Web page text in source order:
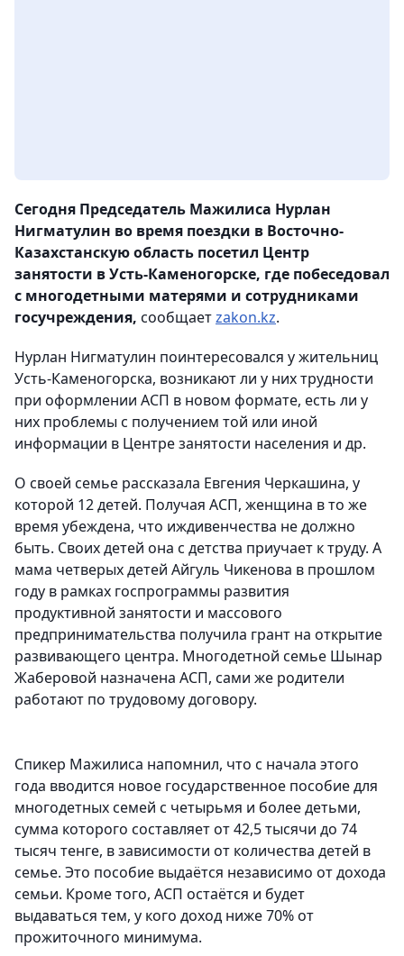
Сегодня Председатель Мажилиса Нурлан
Нигматулин во время поездки в Восточно-
Казахстанскую область посетил Центр
занятости в Усть-Каменогорске, где побеседовал
с многодетными матерями и сотрудниками
госучреждения, сообщаетzakon.kz.
Нурлан Нигматулин поинтересовался у жительниц
Усть-Каменогорска, возникают ли у них трудности
при оформлении АСП в новом формате, есть ли у
них проблемы с получением той или иной
информации в Центре занятости населения и др.
О своей семье рассказала Евгения Черкашина, у
которой 12 детей. Получая АСП, женщина в то же
время убеждена, что иждивенчества не должно
быть. Своих детей она с детства приучает к труду. А
мама четверых детей Айгуль Чикенова в прошлом
году в рамках госпрограммы развития
продуктивной занятости и массового
предпринимательства получила грант на открытие
развивающего центра. Многодетной семье Шынар
Жаберовой назначена АСП, сами же родители
работают по трудовому договору.
Спикер Мажилиса напомнил, что с начала этого
года вводится новое государственное пособие для
многодетных семей с четырьмя и более детьми,
сумма которого составляет от 42,5 тысячи до 74
тысяч тенге, в зависимости от количества детей в
семье. Это пособие выдаётся независимо от дохода
семьи. Кроме того, АСП остаётся и будет
выдаваться тем, у кого доход ниже 70% от
прожиточного минимума.